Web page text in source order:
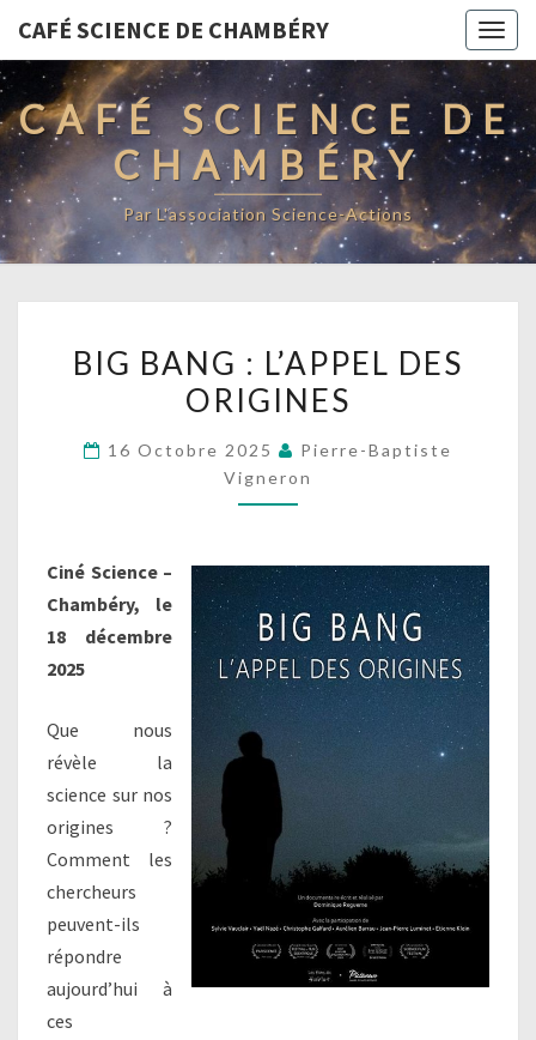
CAFÉ SCIENCE DE CHAMBÉRY
CAFÉ SCIENCE DE
CHAMBÉRY
Par L'association Science-Actions
BANG
:
DES
ORIGINES
BIG BANG : L’APPEL DES
ORIGINES
16 Octobre 2025
Pierre-Baptiste
Vigneron
Ciné Science –
Chambéry, le
18 décembre
2025
Que nous
révèle la
science sur nos
origines ?
Comment les
chercheurs
peuvent-ils
répondre
aujourd’hui à
ces